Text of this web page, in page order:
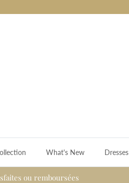
What's New Dresses
ou remboursées